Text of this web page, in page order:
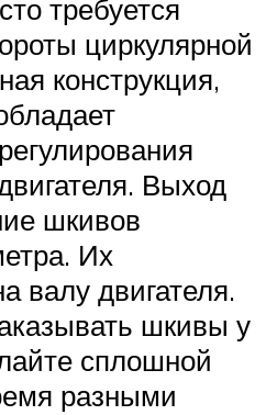
требуется
циркулярной
конструкция,
Выход
шкивов
Их
валу двигателя.
шкивы у
сплошной
разными